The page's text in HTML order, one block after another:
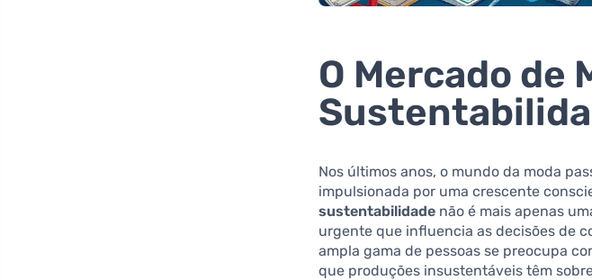
O Mercado de
Nos últimos anos, o mundo da moda
impulsionada por uma crescente
sustentabilidade não é mais apenas
urgente que influencia as decisões de
ampla gama de pessoas se preocupa
que produções insustentáveis têm